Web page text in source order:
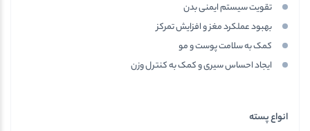
تقویت سیستم ایمنی بدن
بهبود عملکرد مغز و افزایش تمرکز
کمک به سلامت پوست و مو
ایجاد احساس سیری و کمک به کنترل وزن
انواع پسته